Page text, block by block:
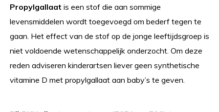
Propylgallaat is een stof die aan sommige
levensmiddelen wordt toegevoegd om bederf tegen te
gaan. Het effect van de stof op de jonge leeftijdsgroep is
niet voldoende wetenschappelijk onderzocht. Om deze
reden adviseren kinderartsen liever geen synthetische
vitamine D met propylgallaat aan baby’s te geven.